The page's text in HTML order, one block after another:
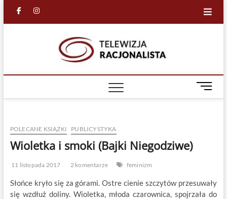
facebook
in
M
e
n
POLECANE KSIĄŻKI PUBLICYSTYKA
Wioletka i smoki (Bajki Niegodziwe)
11 listopada 2017 2 komentarze feminizm
Słońce kryło się za górami. Ostre cienie szczytów przesuwały
się wzdłuż doliny. Wioletka, młoda czarownica, spojrzała do